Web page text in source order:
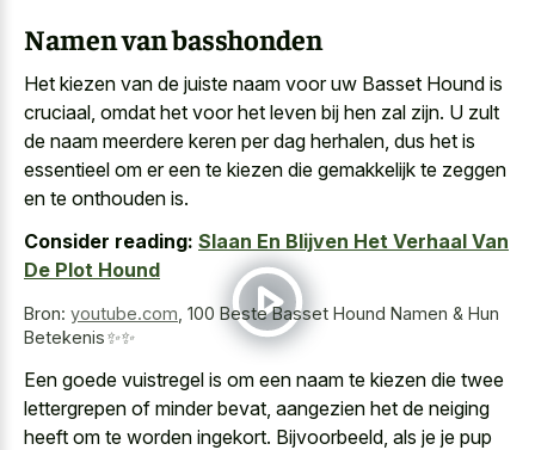
Namen van basshonden
Het kiezen van de juiste naam voor uw Basset Hound is
cruciaal, omdat het voor het leven bij hen zal zijn. U zult
de naam meerdere keren per dag herhalen, dus het is
essentieel om er een te kiezen die gemakkelijk te zeggen
en te onthouden is.
Consider reading: Slaan En Blijven Het Verhaal Van
De Plot Hound
Bron: youtube.com 100 Beste Basset Hound Namen & Hun
Betekenis✨✨
Een goede vuistregel is om een naam te kiezen die twee
lettergrepen of minder bevat , aangezien het de neiging
heeft om te worden ingekort. Bijvoorbeeld, als je je pup